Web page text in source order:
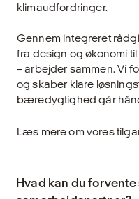
klimaudfordringer.
Gennem integreret
fra design og økonomi
– arbejder sammen. Vi
og skaber klare
bæredygtighed går
Læs mere om vores
Hvad kan du